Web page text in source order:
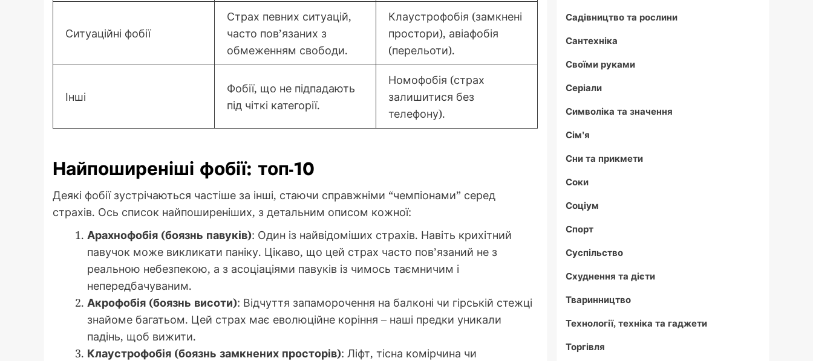
Ситуаційні фобії
Страх певних ситуацій,
часто пов’язаних з
обмеженням свободи.
Клаустрофобія (замкнені
простори), авіафобія
(перельоти).
Інші
Фобії, що не підпадають
під чіткі категорії.
Номофобія (страх
залишитися без
телефону).
Найпоширеніші фобії: топ-10
Деякі фобії зустрічаються частіше за інші, стаючи справжніми “чемпіонами” серед
страхів. Ось список найпоширеніших, з детальним описом кожної:
Арахнофобія (боязнь павуків): Один із найвідоміших страхів. Навіть крихітний
павучок може викликати паніку. Цікаво, що цей страх часто пов’язаний не з
реальною небезпекою, а з асоціаціями павуків із чимось таємничим і
непередбачуваним.
Акрофобія (боязнь висоти): Відчуття запаморочення на балконі чи гірській стежці
знайоме багатьом. Цей страх має еволюційне коріння – наші предки уникали
падінь, щоб вижити.
Клаустрофобія (боязнь замкнених просторів): Ліфт, тісна комірчина чи
Садівництво та рослини
Сантехніка
Своїми руками
Серіали
Символіка та значення
Сім'я
Сни та прикмети
Соки
Соціум
Спорт
Суспільство
Схуднення та дієти
Тваринництво
Технології, техніка та гаджети
Торгівля